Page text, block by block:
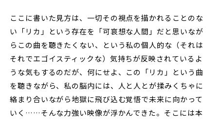
ここに書いた見方は、一切その視点を描かれることのな
い「リカ」という存在を「可哀想な人間」だと思いなが
らこの曲を聴きたくない、という私の個人的な（それは
それでエゴイスティックな）気持ちが反映されているよ
うな気もするのだが、何にせよ、この「リカ」という曲
を聴きながら、私の脳内には、人と人とが揉みくちゃに
絡まり合いながら地獄に飛び込む覚悟で未来に向かって
いく……そんな力強い映像が浮かんできた。そこには本